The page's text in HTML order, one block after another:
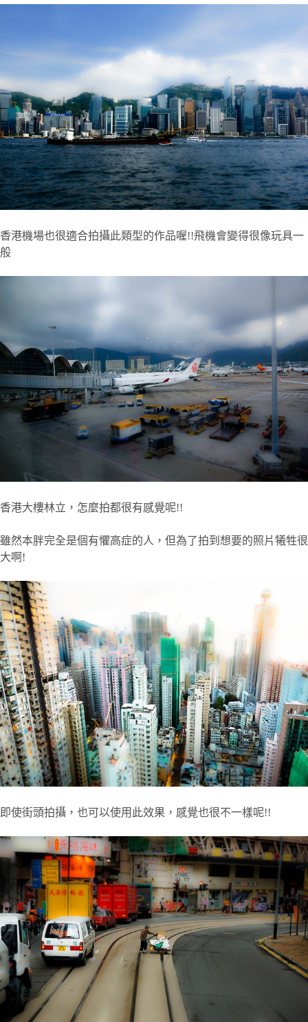
香港機場也很適合拍攝此類型的作品喔!!飛機會變得很像玩具一
般
香港大樓林立，怎麼拍都很有感覺呢!!
雖然本胖完全是個有懼高症的人，但為了拍到想要的照片犧牲很
大啊!
即使街頭拍攝，也可以使用此效果，感覺也很不一樣呢!!